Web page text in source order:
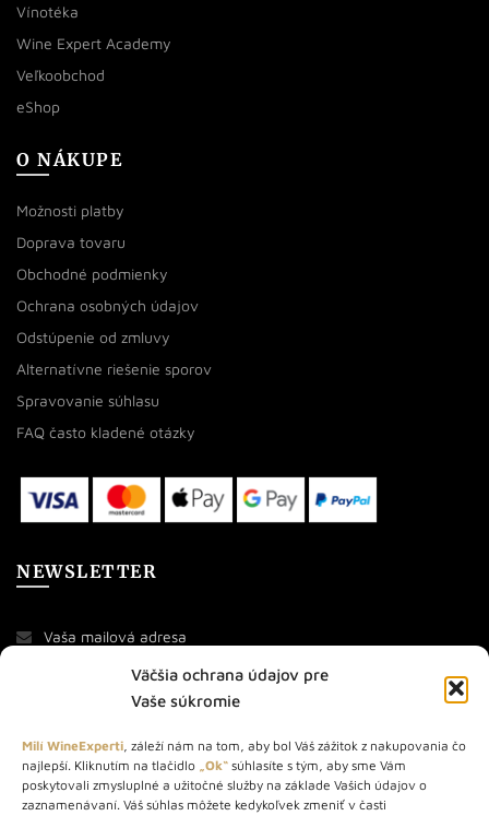
Väčšia ochrana údajov pre
Vaše súkromie
Milí WineExperti, záleží nám na tom, aby bol Váš zážitok z nakupovania čo
najlepší. Kliknutím na tlačidlo „Ok“ súhlasíte s tým, aby sme Vám
poskytovali zmysluplné a užitočné služby na základe Vašich údajov o
zaznamenávaní. Váš súhlas môžete kedykoľvek zmeniť v časti
Vínotéka
Wine Expert Academy
Veľkoobchod
eShop
O NÁKUPE
Možnosti platby
Doprava tovaru
Obchodné podmienky
Ochrana osobných údajov
Odstúpenie od zmluvy
Alternatívne riešenie sporov
Spravovanie súhlasu
FAQ často kladené otázky
NEWSLETTER
O NÁS